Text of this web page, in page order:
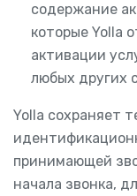
содержание
которые Yolla
активации
любых других
Yolla сохраняет
принимающей
начала звонка,